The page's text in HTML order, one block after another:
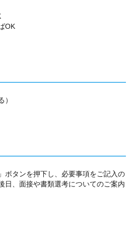
OK
）
ボタンを押下し、必要事項をご記入の
日、面接や書類選考についてのご案内